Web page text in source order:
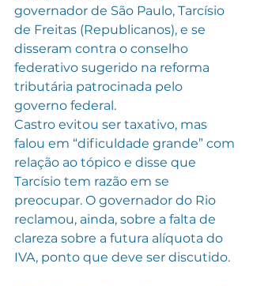
governador de São Paulo, Tarcísio
de Freitas (Republicanos), e se
disseram contra o conselho
federativo sugerido na reforma
tributária patrocinada pelo
governo federal.
Castro evitou ser taxativo, mas
falou em “dificuldade grande” com
relação ao tópico e disse que
Tarcísio tem razão em se
preocupar. O governador do Rio
reclamou, ainda, sobre a falta de
clareza sobre a futura alíquota do
IVA, ponto que deve ser discutido.